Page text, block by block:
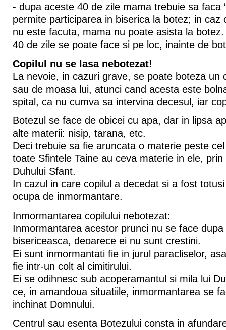
- dupa aceste 40 de zile mama trebuie sa faca
permite participarea in biserica la botez; in caz
nu este facuta, mama nu poate asista la
40 de zile se poate face si pe loc, inainte de
Copilul nu se lasa nebotezat!
La nevoie, in cazuri grave, se poate boteza un
sau de moasa lui, atunci cand acesta este
spital, ca nu cumva sa intervina decesul, iar
Botezul se face de obicei cu apa, dar in lipsa
alte materii: nisip, tarana, etc.
Deci trebuie sa fie aruncata o materie peste
toate Sfintele Taine au ceva materie in ele,
Duhului Sfant.
In cazul in care copilul a decedat si a fost
ocupa de inmormantare.
Inmormantarea copilului nebotezat:
Inmormantarea acestor prunci nu se face dupa
bisericeasca, deoarece ei nu sunt crestini.
Ei sunt inmormantati fie in jurul paracliselor,
fie intr-un colt al cimitirului.
Ei se odihnesc sub acoperamantul si mila lui
ce, in amandoua situatiile, inmormantarea se
inchinat Domnului.
Centrul sau esenta Botezului consta in